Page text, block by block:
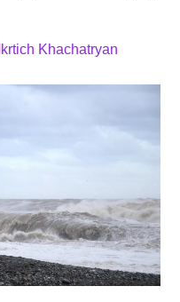
Khachatryan